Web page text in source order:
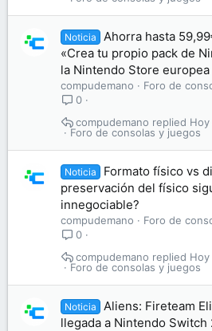
Noticia
Ahorra hasta
«Crea tu propio pack de
la Nintendo Store europea
compudemano
Foro de
0
Foro de consolas y juegos
Hoy
compudemano
Noticia
Formato físico vs
preservación del físico
innegociable?
compudemano
Foro de
0
Foro de consolas y juegos
Hoy
compudemano
Noticia
Aliens: Fireteam
llegada a Nintendo